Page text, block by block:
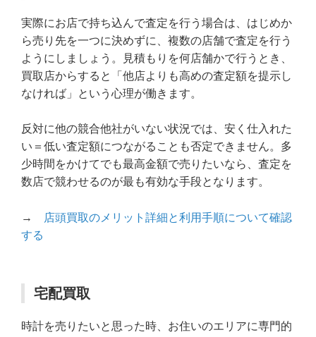
実際にお店で持ち込んで査定を行う場合は、はじめか
ら売り先を一つに決めずに、複数の店舗で査定を行う
ようにしましょう。見積もりを何店舗かで行うとき、
買取店からすると「他店よりも高めの査定額を提示し
なければ」という心理が働きます。
反対に他の競合他社がいない状況では、安く仕入れた
い＝低い査定額につながることも否定できません。多
少時間をかけてでも最高金額で売りたいなら、査定を
数店で競わせるのが最も有効な手段となります。
→
店頭買取のメリット詳細と利用手順について確認
する
宅配買取
時計を売りたいと思った時、お住いのエリアに専門的